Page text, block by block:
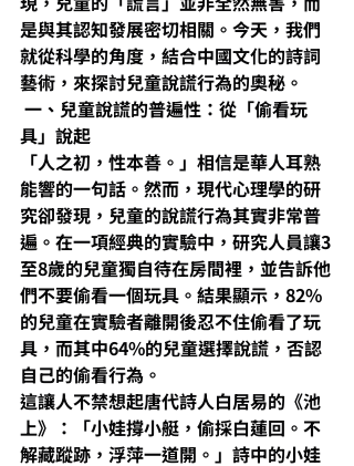
是與其認知發展密切相關。今天，我們
就從科學的角度，結合中國文化的詩詞
藝術，來探討兒童說謊行為的奧秘。
一、兒童說謊的普遍性：從「偷看玩
具」說起
「人之初，性本善。」相信是華人耳熟
能響的一句話。然而，現代心理學的研
究卻發現，兒童的說謊行為其實非常普
遍。在一項經典的實驗中，研究人員讓3
至8歲的兒童獨自待在房間裡，並告訴他
們不要偷看一個玩具。結果顯示，82%
的兒童在實驗者離開後忍不住偷看了玩
具，而其中64%的兒童選擇說謊，否認
自己的偷看行為。
這讓人不禁想起唐代詩人白居易的《池
上》：「小娃撐小艇，偷採白蓮回。不
解藏蹤跡，浮萍一道開。」詩中的小娃